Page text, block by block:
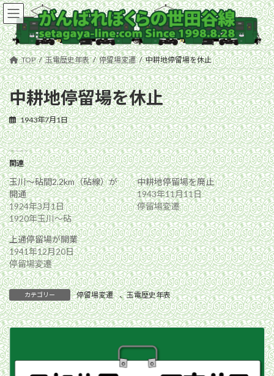
コ
ン
テ
ン
ツ
へ
ス
キ
ッ
プ
ナ
ビ
ゲ
ー
シ
ョ
ン
に
移
動
TOP 玉電歴史年表 停留場変遷 中耕地停留場を休止
中耕地停留場を休止
1943年7月1日
関連
玉川〜砧間2.2km（砧線）が
開通
1924年3月1日
1920年玉川〜砧
中耕地停留場を廃止
1943年11月11日
停留場変遷
上通停留場が開業
1941年12月20日
停留場変遷
カテゴリー 停留場変遷 、玉電歴史年表